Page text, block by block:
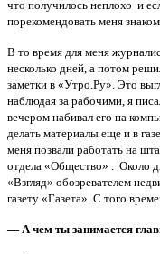
что получилось неплохо и
порекомендовать меня
В то время для меня
несколько дней, а потом
заметки в «Утро.Ру». Это
наблюдая за рабочими, я
вечером набивал его на
делать материалы еще и в
меня позвали работать на
отдела «Общество» . Около
«Взгляд» обозревателем
газету «Газета». С того
— А чем ты занимается